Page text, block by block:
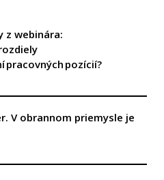
z webinára:
pracovných pozícií?
V obrannom priemysle je